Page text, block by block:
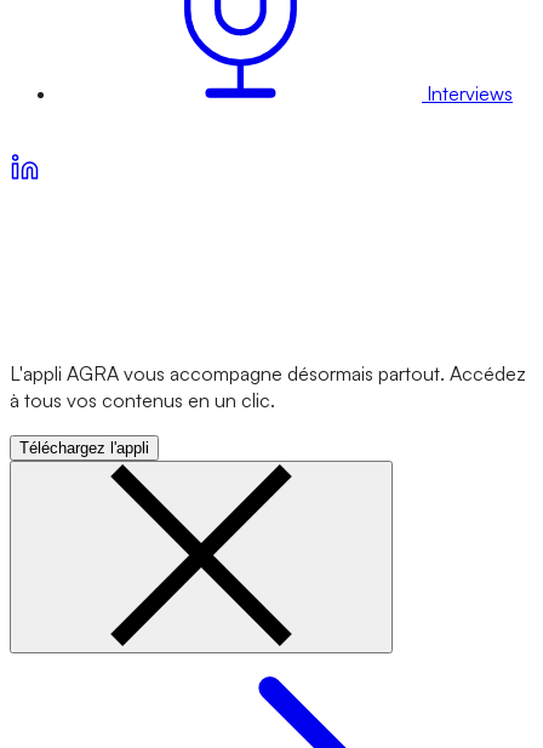
Interviews
L'appli AGRA vous accompagne désormais partout. Accédez
à tous vos contenus en un clic.
Téléchargez l'appli